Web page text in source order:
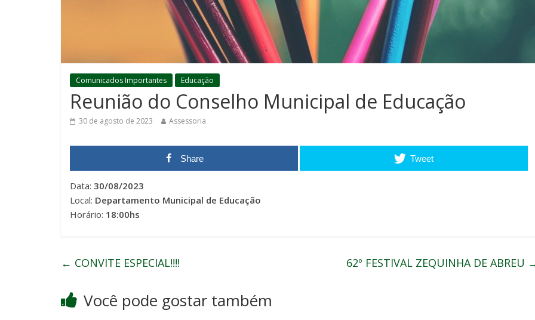
Comunicados Importantes Educação
Reunião do Conselho Municipal de Educação
30 de agosto de 2023 Assessoria
Share Tweet
Data: 30/08/2023
Local: Departamento Municipal de Educação
Horário: 18:00hs
← CONVITE ESPECIAL!!!! 62º FESTIVAL ZEQUINHA DE ABREU
Você pode gostar também